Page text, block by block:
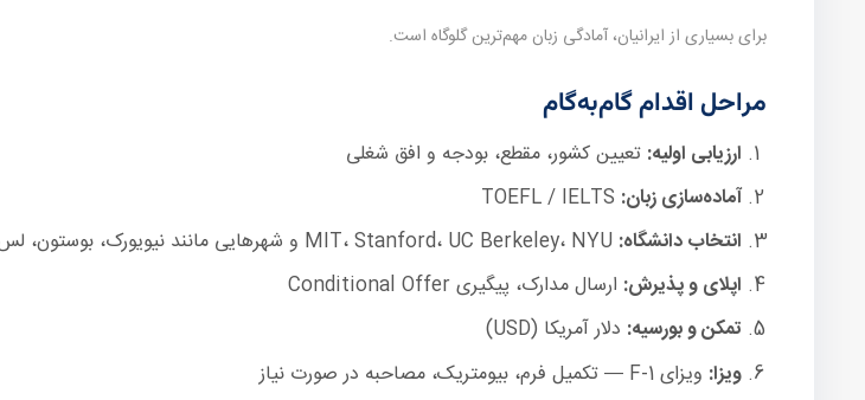
برای بسیاری از ایرانیان، آمادگی زبان مهم‌ترین گلوگاه است.
مراحل اقدام گام‌به‌گام
ارزیابی اولیه: تعیین کشور، مقطع، بودجه و افق شغلی
آماده‌سازی زبان:
انتخاب دانشگاه: MIT، Stanford، UC Berkeley، NYU و شهرهایی مانند نیویورک، بوستون، لس‌آنجلس، سانفرانسیسکو، شیکاگو
اپلای و پذیرش: ارسال مدارک، پیگیری Conditional Offer
تمکن و بورسیه: دلار آمریکا (USD)
ویزا: ویزای F-1 — تکمیل فرم، بیومتریک، مصاحبه در صورت نیاز